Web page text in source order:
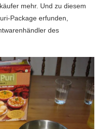
mehr. Und zu diesem
Package erfunden,
des